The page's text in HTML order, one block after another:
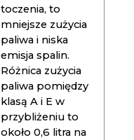
toczenia, to
mniejsze zużycia
paliwa i niska
emisja spalin.
Różnica zużycia
paliwa pomiędzy
klasą A i E w
przybliżeniu to
około 0,6 litra na